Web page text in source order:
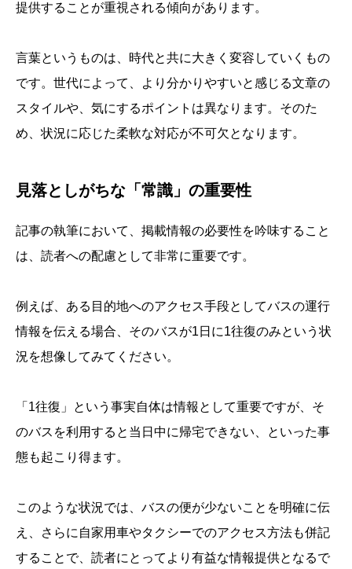
提供することが重視される傾向があります。
言葉というものは、時代と共に大きく変容していくもの
です。世代によって、より分かりやすいと感じる文章の
スタイルや、気にするポイントは異なります。そのた
め、状況に応じた柔軟な対応が不可欠となります。
見落としがちな「常識」の重要性
記事の執筆において、掲載情報の必要性を吟味すること
は、読者への配慮として非常に重要です。
例えば、ある目的地へのアクセス手段としてバスの運行
情報を伝える場合、そのバスが1日に1往復のみという状
況を想像してみてください。
「1往復」という事実自体は情報として重要ですが、そ
のバスを利用すると当日中に帰宅できない、といった事
態も起こり得ます。
このような状況では、バスの便が少ないことを明確に伝
え、さらに自家用車やタクシーでのアクセス方法も併記
することで、読者にとってより有益な情報提供となるで